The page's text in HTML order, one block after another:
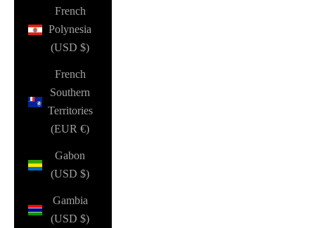
French
Polynesia
(USD $)
French
Southern
Territories
(EUR €)
Gabon
(USD $)
Gambia
(USD $)